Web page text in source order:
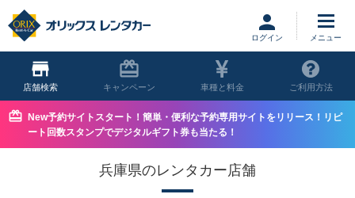
ログイン
店舗 キャンペーン 車種と料金 ご利用方法
New予約サイトスタート！簡単・便利な予約専用サイトをリリース！リピ
ート回数スタンプでデジタルギフト券も当たる！
兵庫県のレンタカー店舗